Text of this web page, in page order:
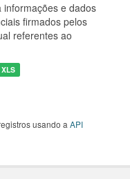
informações e dados
firmados pelos
referentes ao
XLS
usando a API